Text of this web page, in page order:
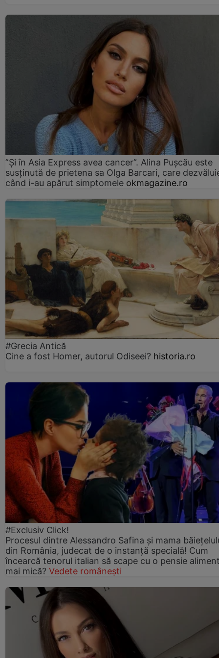
”Și în Asia Express avea cancer”. Alina Pușcău este
susținută de prietena sa Olga Barcari, care
când i-au apărut simptomele okmagazine.ro
#Grecia Antică
Cine a fost Homer, autorul Odiseei? historia.ro
#Exclusiv Click!
Procesul dintre Alessandro Safina și mama
din România, judecat de o instanță specială! Cum
încearcă tenorul italian să scape cu o pensie
mai mică? Vedete românești